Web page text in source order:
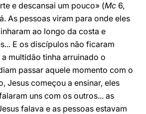
e descansai um pouco» (Mc 6,
As pessoas viram para onde eles
ao longo da costa e
E os discípulos não ficaram
multidão tinha arruinado o
passar aquele momento com o
Jesus começou a ensinar, eles
uns com os outros... as
falava e as pessoas estavam